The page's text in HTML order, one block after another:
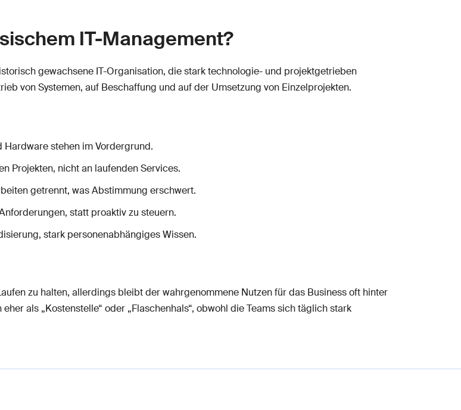
IT-Management?
gewachsene IT-Organisation, die stark technologie- und projektgetrieben
von Systemen, auf Beschaffung und auf der Umsetzung von Einzelprojekten.
Hardware stehen im Vordergrund.
Projekten, nicht an laufenden Services.
getrennt, was Abstimmung erschwert.
statt proaktiv zu steuern.
stark personenabhängiges Wissen.
zu halten, allerdings bleibt der wahrgenommene Nutzen für das Business oft hinter
als „Kostenstelle“ oder „Flaschenhals“, obwohl die Teams sich täglich stark